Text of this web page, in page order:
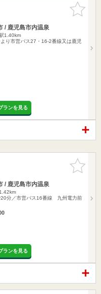
お気に入
りに追加
/ 鹿児島市内温泉
1.40km
り市営バス27・16-2番線又は鹿児
ランを見る
お気に入
りに追加
/ 鹿児島市内温泉
20分／市営バス16番線 九州電力前
ランを見る